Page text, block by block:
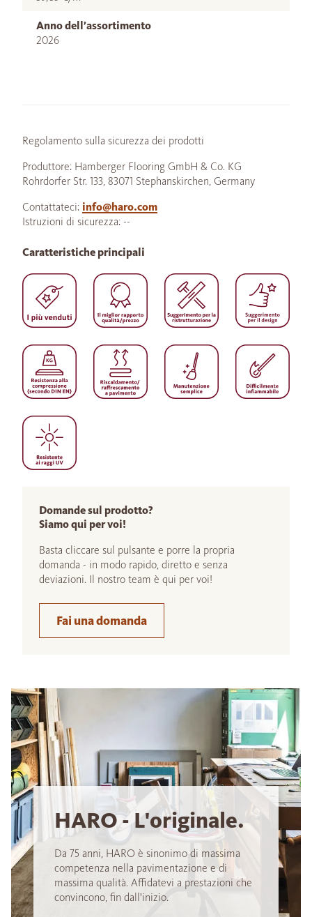
Anno dell’assortimento
2026
Regolamento sulla sicurezza dei prodotti
Produttore: Hamberger Flooring GmbH & Co. KG
Rohrdorfer Str. 133, 83071 Stephanskirchen, Germany
Contattateci: info@haro.com
Istruzioni di sicurezza: --
Domande sul prodotto?
Siamo qui per voi!
Basta cliccare sul pulsante e porre la propria
domanda - in modo rapido, diretto e senza
deviazioni. Il nostro team è qui per voi!
Fai una domanda
Caratteristiche principali
HARO - L'originale.
Da 75 anni, HARO è sinonimo di massima
competenza nella pavimentazione e di
massima qualità. Affidatevi a prestazioni che
convincono, fin dall'inizio.